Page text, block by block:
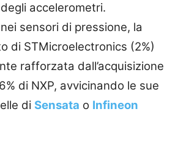
accelerometri.
sensori di pressione, la
di STMicroelectronics (2%)
rafforzata dall’acquisizione
di NXP, avvicinando le sue
di Sensata o Infineon